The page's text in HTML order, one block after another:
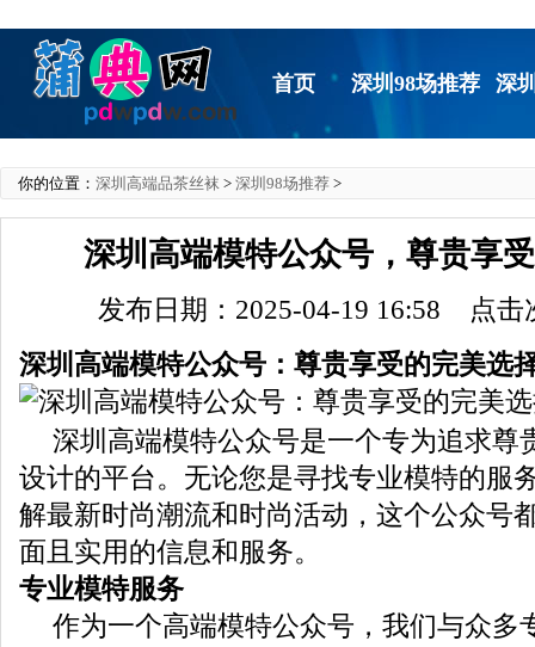
首页 深圳98场推荐 深
你的位置： 深圳高端品茶丝袜 > 深圳98场推荐 >
深圳高端模特公众号，尊贵享
发布日期：2025-04-19 16:58 点击
深圳高端模特公众号：尊贵享受的完美选
深圳高端模特公众号是一个专为追求尊
设计的平台。无论您是寻找专业模特的服
解最新时尚潮流和时尚活动，这个公众号
面且实用的信息和服务。
专业模特服务
作为一个高端模特公众号，我们与众多